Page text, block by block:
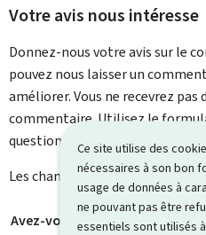
Ce site utilise des
nécessaires à son bon
usage de données à
ne pouvant pas être
essentiels sont utilisés
Votre avis nous intéresse
Donnez-nous votre avis sur le
pouvez nous laisser un
améliorer. Vous ne recevrez pas
commentaire. Utilisez le
question particulière.
Les champs marqués d’une
Avez-vous trouvé ce que vous